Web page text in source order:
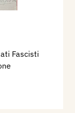
Fascisti